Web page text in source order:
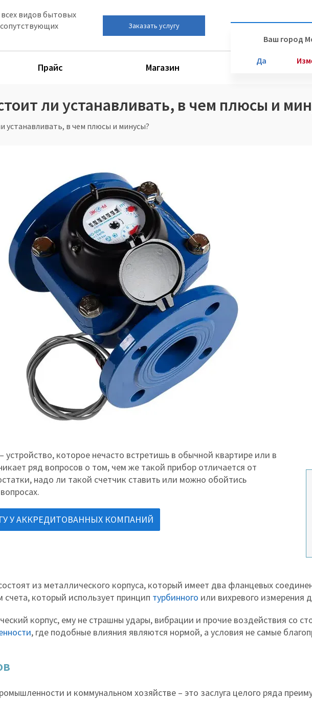
видов бытовых
Заказать услугу
Ваш город
Да
Прайс Магазин
ли устанавливать, в чем плюсы и
устанавливать, в чем плюсы и минусы?
– устройство, которое нечасто встретишь в обычной квартире или в
ряд вопросов о том, чем же такой прибор отличается от
надо ли такой счетчик ставить или можно обойтись
У АККРЕДИТОВАННЫХ КОМПАНИЙ
из металлического корпуса, который имеет два фланцевых
который использует принцип турбинного или вихревого измерения
корпус, ему не страшны удары, вибрации и прочие воздействия со
, где подобные влияния являются нормой, а условия не самые
и коммунальном хозяйстве – это заслуга целого ряда